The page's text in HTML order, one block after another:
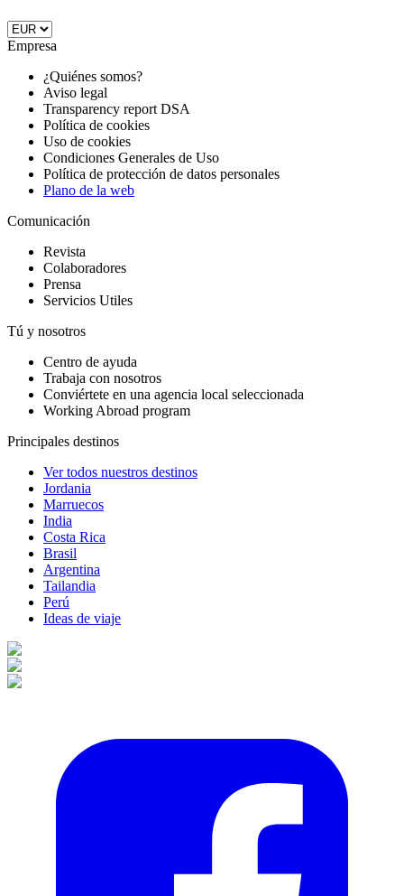
Empresa
¿Quiénes somos?
Aviso legal
Transparency report DSA
Política de cookies
Uso de cookies
Condiciones Generales de Uso
Política de protección de datos personales
Plano de la web
Comunicación
Revista
Colaboradores
Prensa
Servicios Utiles
Tú y nosotros
Centro de ayuda
Trabaja con nosotros
Conviértete en una agencia local seleccionada
Working Abroad program
Principales destinos
Ver todos nuestros destinos
Jordania
Marruecos
India
Costa Rica
Brasil
Argentina
Tailandia
Perú
Ideas de viaje